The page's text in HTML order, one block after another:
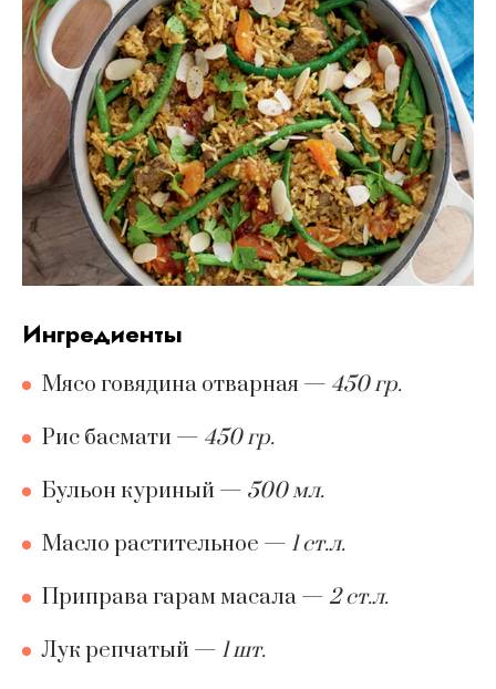
ингредиенты
Мясо говядина отварная — 450 гр.
Рис басмати — 450 гр.
Бульон куриный — 500 мл.
Масло растительное — 1 ст.л.
Приправа гарам масала — 2 ст.л.
Лук репчатый — 1 шт.